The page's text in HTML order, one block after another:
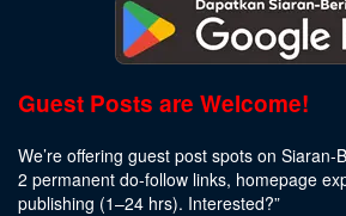
Guest Posts are Welcome!
We’re offering guest post spots on Siaran-
2 permanent do-follow links, homepage
publishing (1–24 hrs). Interested?”